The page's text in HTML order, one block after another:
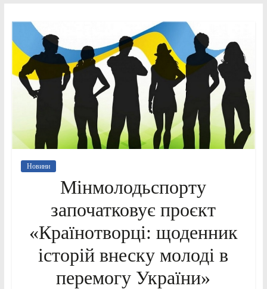
Новини
Мінмолодьспорту
започатковує проєкт
«Країнотворці: щоденник
історій внеску молоді в
перемогу України»